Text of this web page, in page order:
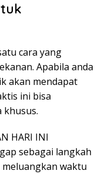
cara yang
Apabila anda
akan mendapat
ini bisa
khusus.
HARI INI
sebagai langkah
waktu